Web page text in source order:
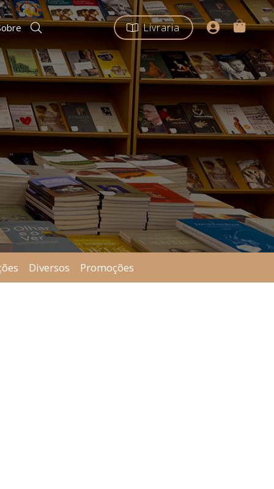
Livraria
Diversos Promoções